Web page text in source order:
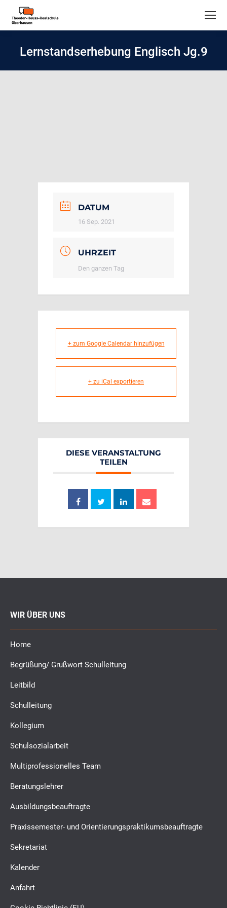
Lernstandserhebung Englisch Jg.9
DATUM
16 Sep. 2021
UHRZEIT
Den ganzen Tag
+ zum Google Calendar hinzufügen
+ zu iCal exportieren
DIESE VERANSTALTUNG
TEILEN
WIR ÜBER UNS
Home
Begrüßung/ Grußwort Schulleitung
Leitbild
Schulleitung
Kollegium
Schulsozialarbeit
Multiprofessionelles Team
Beratungslehrer
Ausbildungsbeauftragte
Praxissemester- und Orientierungspraktikumsbeauftragte
Sekretariat
Kalender
Anfahrt